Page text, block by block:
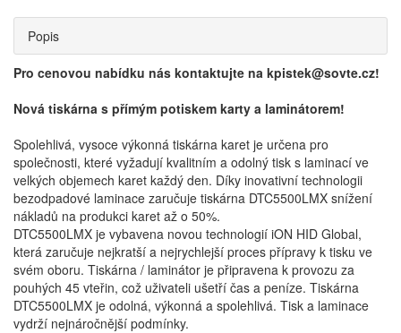
Popis
Pro cenovou nabídku nás kontaktujte na kpistek@sovte.cz!
Nová tiskárna s přímým potiskem karty a laminátorem!
Spolehlivá, vysoce výkonná tiskárna karet je určena pro
společnosti, které vyžadují kvalitním a odolný tisk s laminací ve
velkých objemech karet každý den. Díky inovativní technologii
bezodpadové laminace zaručuje tiskárna DTC5500LMX snížení
nákladů na produkci karet až o 50%.
DTC5500LMX je vybavena novou technologií iON HID Global,
která zaručuje nejkratší a nejrychlejší proces přípravy k tisku ve
svém oboru. Tiskárna / laminátor je připravena k provozu za
pouhých 45 vteřin, což uživateli ušetří čas a peníze. Tiskárna
DTC5500LMX je odolná, výkonná a spolehlivá. Tisk a laminace
vydrží nejnáročnější podmínky.